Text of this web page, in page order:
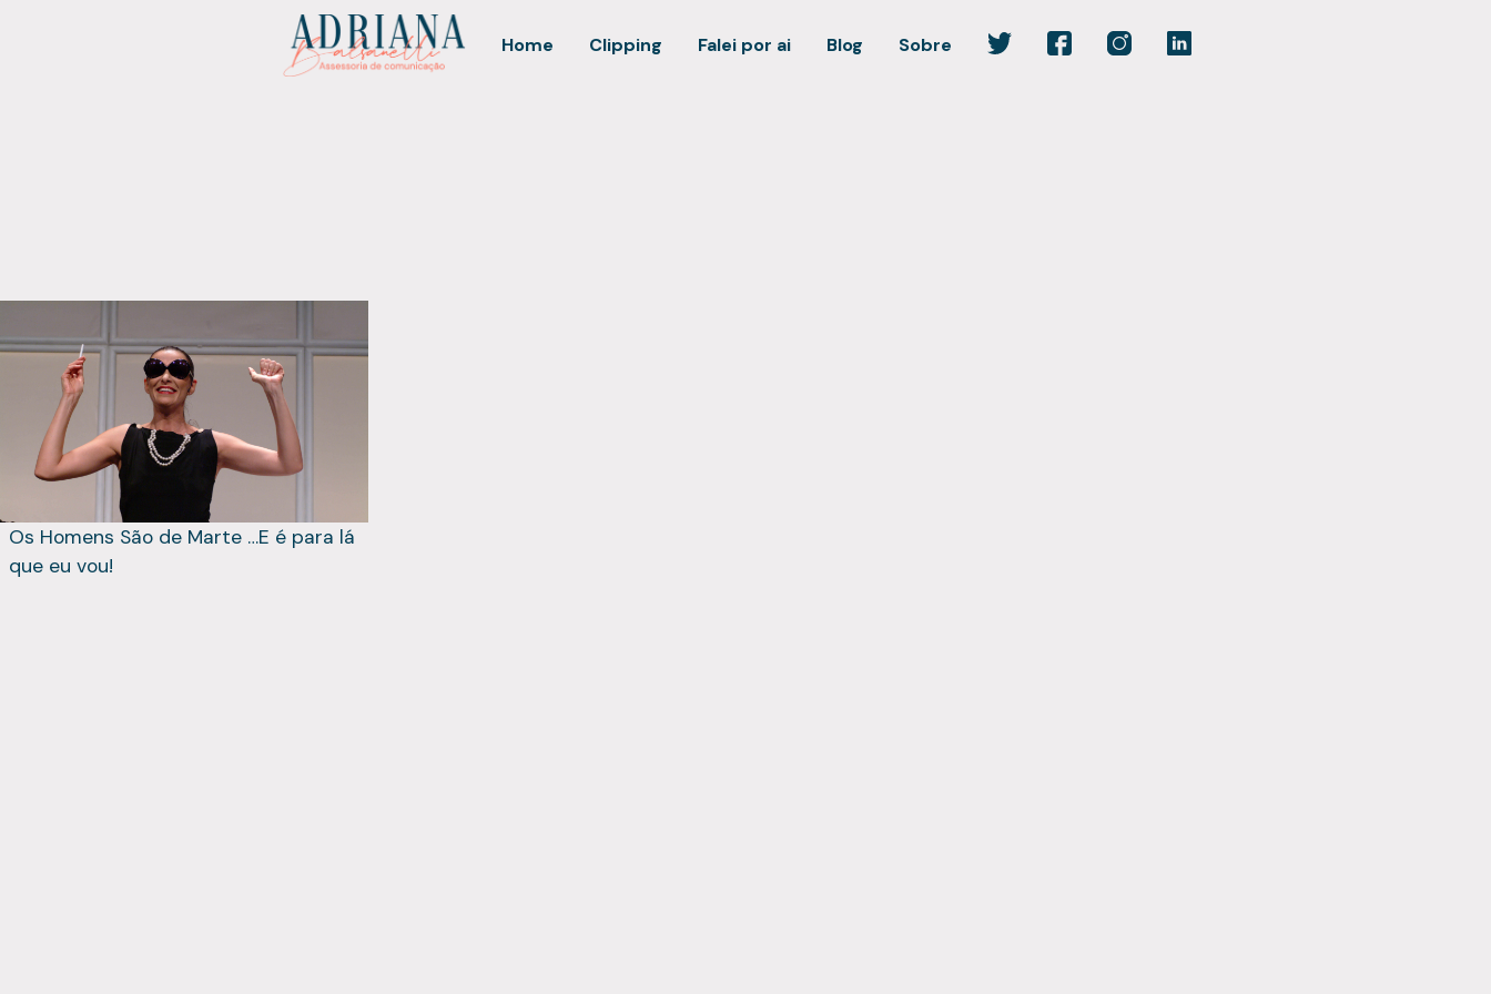
Home Clipping Falei por ai Blog Sobre
Os Homens São de Marte …E é para lá
que eu vou!